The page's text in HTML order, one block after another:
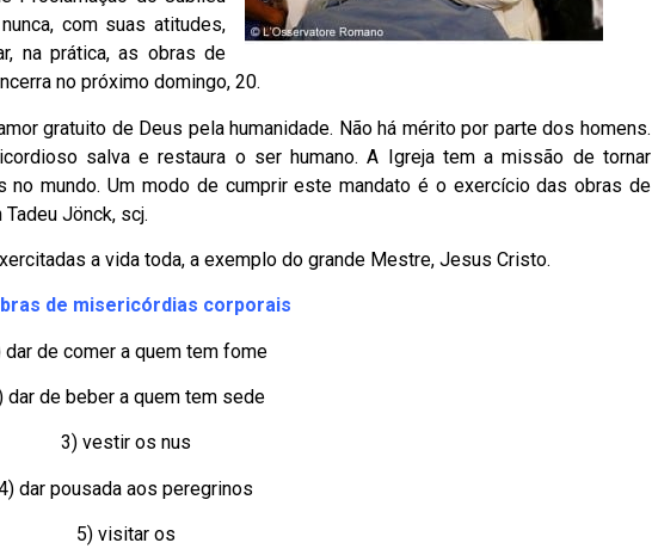
com suas atitudes,
na prática, as obras de
no próximo domingo, 20.
gratuito de Deus pela humanidade. Não há mérito por parte dos homens.
salva e restaura o ser humano. A Igreja tem a missão de tornar
no mundo. Um modo de cumprir este mandato é o exercício das obras de
Jönck, scj.
a vida toda, a exemplo do grande Mestre, Jesus Cristo.
de misericórdias corporais
dar de comer a quem tem fome
dar de beber a quem tem sede
3) vestir os nus
dar pousada aos peregrinos
5) visitar os